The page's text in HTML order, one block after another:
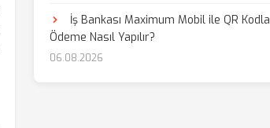
İş Bankası Maximum Mobil ile QR Kodla
Ödeme Nasıl Yapılır?
06.08.2026